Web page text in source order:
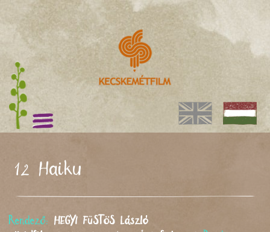
12 Haiku
Rendező: HEGYI FüSTöS László